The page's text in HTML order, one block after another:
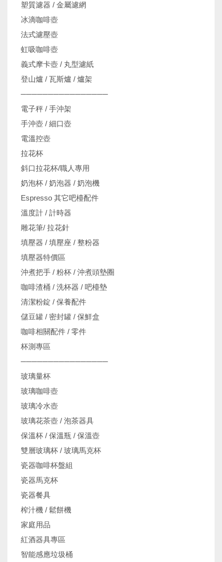
塑質濾器 / 金屬濾網
冰滴咖啡壺
法式濾壓壺
虹吸咖啡壺
義式摩卡壺 / 丸型濾紙
登山爐 / 瓦斯爐 / 爐架
────────────────
電子秤 / 手沖架
手沖壺 / 細口壺
電溫控壺
拉花杯
斜口拉花杯/職人專用
奶泡杯 / 奶泡器 / 奶泡機
Espresso 其它吧檯配件
溫度計 / 計時器
雕花筆/ 拉花針
填壓器 / 填壓座 / 整粉器
填壓器特價區
沖煮把手 / 粉杯 / 沖煮頭墊圈
咖啡渣桶 / 洗杯器 / 吧檯墊
清潔粉錠 / 保養配件
儲豆罐 / 密封罐 / 保鮮盒
咖啡相關配件 / 零件
杯測專區
────────────────
玻璃量杯
玻璃咖啡壺
玻璃冷水壺
玻璃花茶壺 / 泡茶器具
保溫杯 / 保溫瓶 / 保溫壺
雙層玻璃杯 / 玻璃馬克杯
瓷器咖啡杯盤組
瓷器馬克杯
瓷器餐具
榨汁機 / 鬆餅機
家庭用品
紅酒器具專區
智能感應垃圾桶